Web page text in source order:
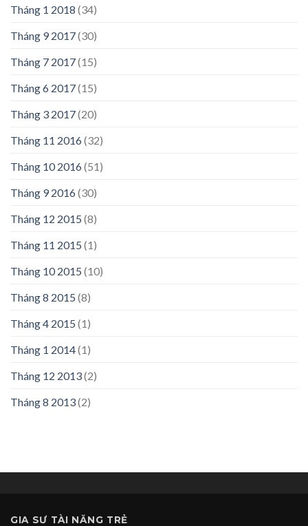
Tháng 1 2018 (34)
Tháng 9 2017(30)
Tháng 7 2017(15)
Tháng 6 2017(15)
Tháng 3 2017(20)
Tháng 11 2016(32)
Tháng 10 2016(51)
Tháng 9 2016(30)
Tháng 12 2015 (8)
Tháng 11 2015 (1)
Tháng 10 2015 (10)
Tháng 8 2015 (8)
Tháng 4 2015 (1)
Tháng 1 2014(1)
Tháng 12 2013(2)
Tháng 8 2013(2)
GIA SƯ TÀI NĂNG TRẺ